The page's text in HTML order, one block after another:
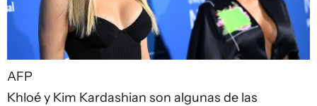
AFP
Khloé y Kim Kardashian son algunas de las